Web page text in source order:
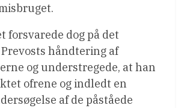
forsvarede dog på det
håndtering af
og understregede, at han
ofrene og indledt en
af de påståede